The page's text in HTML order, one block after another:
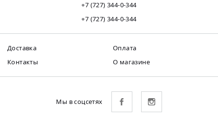
+7 (727) 344-0-344
+7 (727) 344-0-344
Доставка
Оплата
Контакты
О магазине
Мы в соцсетях